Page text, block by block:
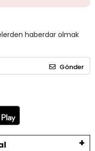
haberdar olmak
Gönder